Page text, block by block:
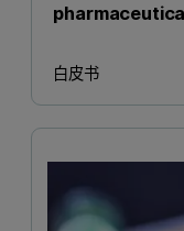
白皮书